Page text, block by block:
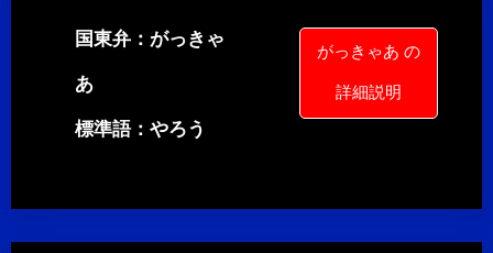
国東弁：がっきゃ
あ
標準語：やろう
がっきゃあ の
詳細説明